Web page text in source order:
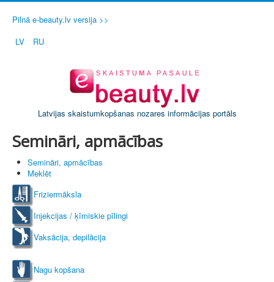
Pilnā e-beauty.lv versija >>
LV
RU
Latvijas skaistumkopšanas nozares informācijas portāls
Semināri, apmācības
Semināri, apmācības
Meklēt
Friziermāksla
Injekcijas / ķīmiskie pīlingi
Vaksācija, depilācija
Nagu kopšana